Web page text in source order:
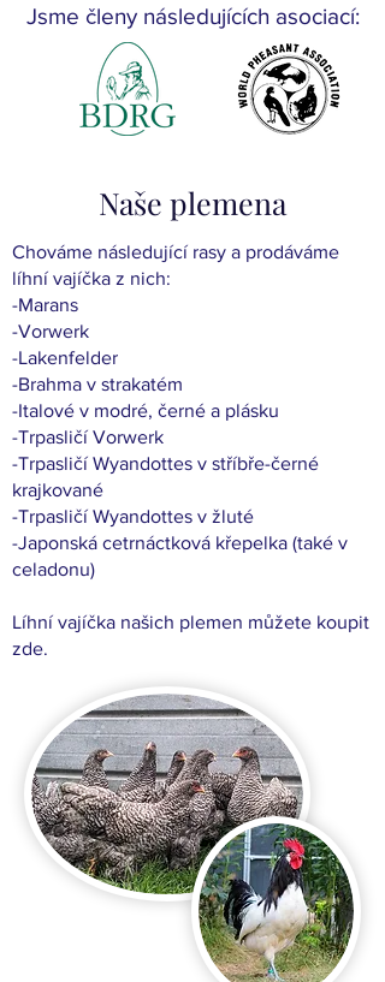
Jsme členy následujících asociací:
Naše plemena
Chováme následující rasy a prodáváme
líhní vajíčka z nich:
-Marans
-Vorwerk
-Lakenfelder
-Brahma v strakatém
-Italové v modré, černé a plásku
-Trpasličí Vorwerk
-Trpasličí Wyandottes v stříbře-černé
krajkované
-Trpasličí Wyandottes v žluté
-Japonská cetrnáctková křepelka (také v
celadonu)
Líhní vajíčka našich plemen můžete koupit
zde.